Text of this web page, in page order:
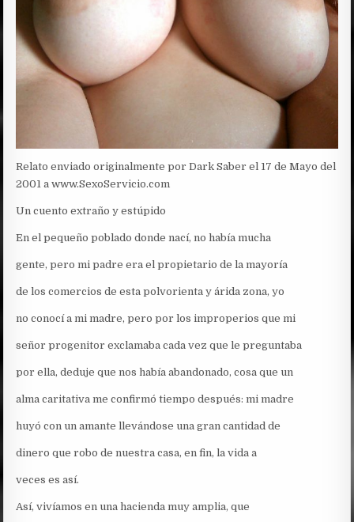
Relato enviado originalmente por Dark Saber el 17 de Mayo del
2001 a www.SexoServicio.com
Un cuento extraño y estúpido
En el pequeño poblado donde nací, no había mucha
gente, pero mi padre era el propietario de la mayoría
de los comercios de esta polvorienta y árida zona, yo
no conocí a mi madre, pero por los improperios que mi
señor progenitor exclamaba cada vez que le preguntaba
por ella, deduje que nos había abandonado, cosa que un
alma caritativa me confirmó tiempo después: mi madre
huyó con un amante llevándose una gran cantidad de
dinero que robo de nuestra casa, en fin, la vida a
veces es así.
Así, vivíamos en una hacienda muy amplia, que